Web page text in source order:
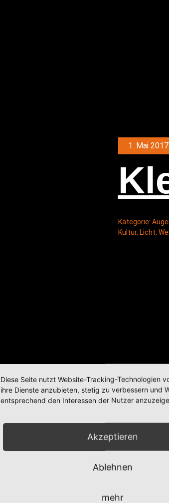
1. Mai 2017
Kategorie:
Kultur, Licht,
Diese Seite nutzt Website-Tracking-Technologien
ihre Dienste anzubieten, stetig zu verbessern und
entsprechend den Interessen der Nutzer
Akzeptieren
Ablehnen
mehr